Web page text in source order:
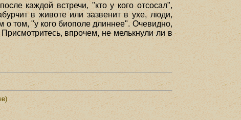
каждой встречи, "кто у кого отсосал",
в животе или зазвенит в ухе, люди,
о том, "у кого биополе длиннее". Очевидно,
впрочем, не мелькнули ли в